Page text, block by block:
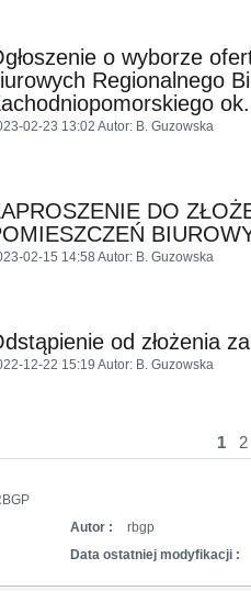
o wyborze
Regionalnego
02-23 13:02 Autor: B. Guzowska
DO
02-15 14:58 Autor: B. Guzowska
od złożenia
12-22 15:19 Autor: B. Guzowska
1 2
Autor : rbgp
Data ostatniej modyfikacji :